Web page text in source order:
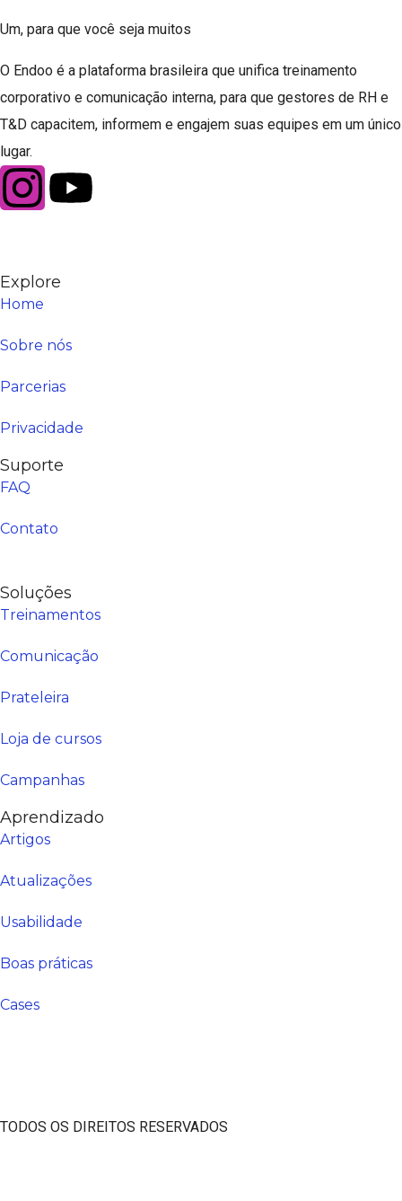
Um, para que você seja muitos
O Endoo é a plataforma brasileira que unifica treinamento
corporativo e comunicação interna, para que gestores de RH e
T&D capacitem, informem e engajem suas equipes em um único
lugar.
Explore
Home
Sobre nós
Parcerias
Privacidade
Suporte
FAQ
Contato
Soluções
Treinamentos
Comunicação
Prateleira
Loja de cursos
Campanhas
Aprendizado
Artigos
Atualizações
Usabilidade
Boas práticas
Cases
TODOS OS DIREITOS RESERVADOS